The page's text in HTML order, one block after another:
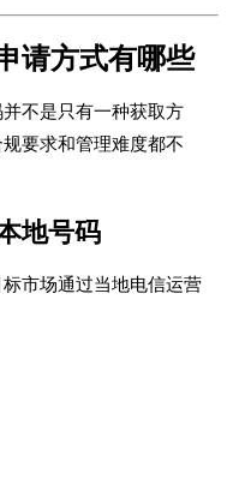
请方式有哪些
不是只有一种获取方
要求和管理难度都不
地号码
市场通过当地电信运营